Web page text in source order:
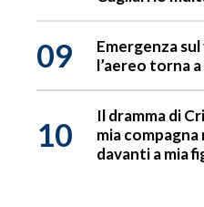
09
Emergenza
l’aereo torna
10
Il dramma di
mia compagna
davanti a mia